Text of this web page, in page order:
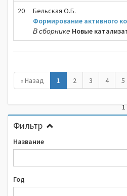
20
Бельская О.Б.
Формирование активного
В сборнике Новые
« Назад 1 2 3 4 5
Фильтр
Название
Год